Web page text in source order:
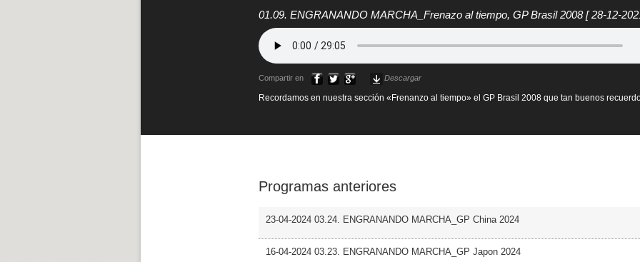
01.09. ENGRANANDO MARCHA_Frenazo al tiempo, GP Brasil 2008[ 28-12-
Compartir en Descargar
Recordamos en nuestra sección «Frenanzo al tiempo» el GP Brasil 2008 que tan buenos
Programas anteriores
23-04-2024 03.24. ENGRANANDO MARCHA_GP China 2024
16-04-2024 03.23. ENGRANANDO MARCHA_GP Japon 2024